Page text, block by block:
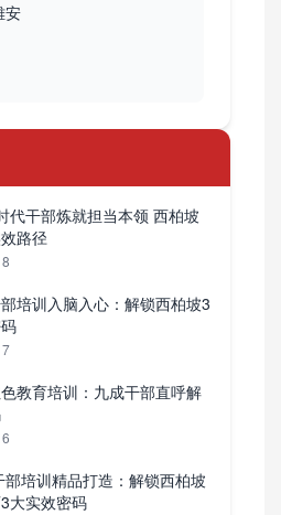
安
代干部炼就担当本领 西柏坡
路径
培训入脑入心：解锁西柏坡3
教育培训：九成干部直呼解
培训精品打造：解锁西柏坡
大实效密码